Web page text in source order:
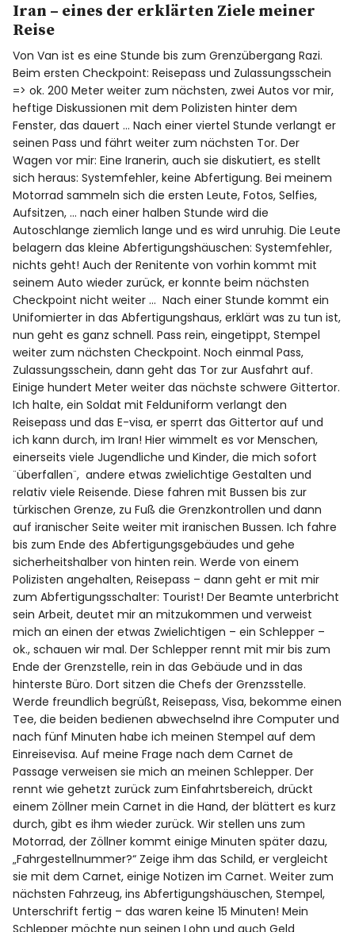
(Wird
neuem
geöffnet)
(Wird
geöffnet)
Iran – eines der erklärten Ziele meiner
Reise
Von Van ist es eine Stunde bis zum Grenzübergang Razi.
Beim ersten Checkpoint: Reisepass und Zulassungsschein
=> ok. 200 Meter weiter zum nächsten, zwei Autos vor mir,
heftige Diskussionen mit dem Polizisten hinter dem
Fenster, das dauert … Nach einer viertel Stunde verlangt er
seinen Pass und fährt weiter zum nächsten Tor. Der
Wagen vor mir: Eine Iranerin, auch sie diskutiert, es stellt
sich heraus: Systemfehler, keine Abfertigung. Bei meinem
Motorrad sammeln sich die ersten Leute, Fotos, Selfies,
Aufsitzen, … nach einer halben Stunde wird die
Autoschlange ziemlich lange und es wird unruhig. Die Leute
belagern das kleine Abfertigungshäuschen: Systemfehler,
nichts geht! Auch der Renitente von vorhin kommt mit
seinem Auto wieder zurück, er konnte beim nächsten
Checkpoint nicht weiter … Nach einer Stunde kommt ein
Unifomierter in das Abfertigungshaus, erklärt was zu tun ist,
nun geht es ganz schnell. Pass rein, eingetippt, Stempel
weiter zum nächsten Checkpoint. Noch einmal Pass,
Zulassungsschein, dann geht das Tor zur Ausfahrt auf.
Einige hundert Meter weiter das nächste schwere Gittertor.
Ich halte, ein Soldat mit Felduniform verlangt den
Reisepass und das E-visa, er sperrt das Gittertor auf und
ich kann durch, im Iran! Hier wimmelt es vor Menschen,
einerseits viele Jugendliche und Kinder, die mich sofort
¨überfallen¨, andere etwas zwielichtige Gestalten und
relativ viele Reisende. Diese fahren mit Bussen bis zur
türkischen Grenze, zu Fuß die Grenzkontrollen und dann
auf iranischer Seite weiter mit iranischen Bussen. Ich fahre
bis zum Ende des Abfertigungsgebäudes und gehe
sicherheitshalber von hinten rein. Werde von einem
Polizisten angehalten, Reisepass – dann geht er mit mir
zum Abfertigungsschalter: Tourist! Der Beamte unterbricht
sein Arbeit, deutet mir an mitzukommen und verweist
mich an einen der etwas Zwielichtigen – ein Schlepper –
ok., schauen wir mal. Der Schlepper rennt mit mir bis zum
Ende der Grenzstelle, rein in das Gebäude und in das
hinterste Büro. Dort sitzen die Chefs der Grenzsstelle.
Werde freundlich begrüßt, Reisepass, Visa, bekomme einen
Tee, die beiden bedienen abwechselnd ihre Computer und
nach fünf Minuten habe ich meinen Stempel auf dem
Einreisevisa. Auf meine Frage nach dem Carnet de
Passage verweisen sie mich an meinen Schlepper. Der
rennt wie gehetzt zurück zum Einfahrtsbereich, drückt
einem Zöllner mein Carnet in die Hand, der blättert es kurz
durch, gibt es ihm wieder zurück. Wir stellen uns zum
Motorrad, der Zöllner kommt einige Minuten später dazu,
„Fahrgestellnummer?“ Zeige ihm das Schild, er vergleicht
sie mit dem Carnet, einige Notizen im Carnet. Weiter zum
nächsten Fahrzeug, ins Abfertigungshäuschen, Stempel,
Unterschrift fertig – das waren keine 15 Minuten! Mein
Schlepper möchte nun seinen Lohn und auch Geld